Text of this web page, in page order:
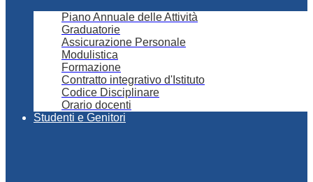
Piano Annuale delle Attività
Graduatorie
Assicurazione Personale
Modulistica
Formazione
Contratto integrativo d'Istituto
Codice Disciplinare
Orario docenti
Studenti e Genitori